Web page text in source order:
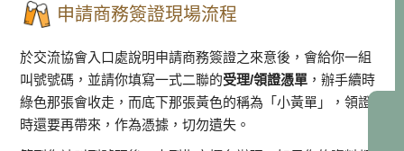
申請商務簽證現場流程
於交流協會入口處說明申請商務簽證之來意後，會給你一組
叫號號碼，並請你填寫一式二聯的受理/領證憑單 ，辦手續時
綠色那張會收走，而底下那張黃色的稱為「小黃單」，領證
時還要再帶來，作為憑據，切勿遺失。